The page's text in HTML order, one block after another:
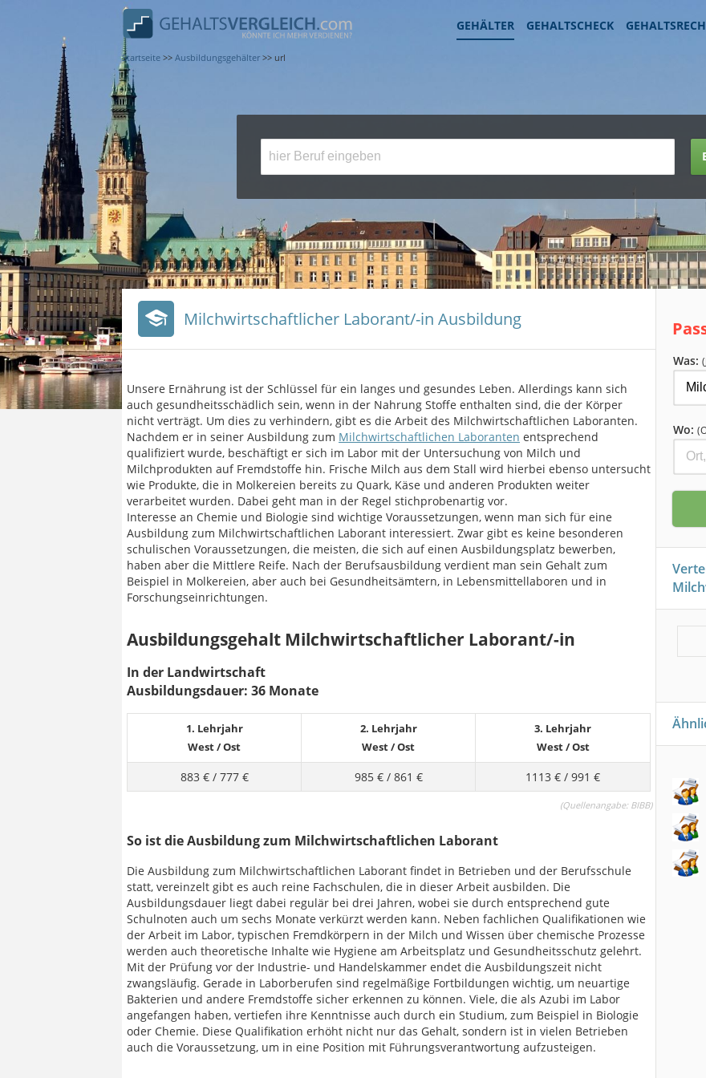
GEHÄLTER GEHALTSCHECK
Startseite >> Ausbildungsgehälter >> url
Milchwirtschaftlicher Laborant/-in Ausbildung
Unsere Ernährung ist der Schlüssel für ein langes und gesundes Leben. Allerdings kann sich
auch gesundheitsschädlich sein, wenn in der Nahrung Stoffe enthalten sind, die der Körper
nicht verträgt. Um dies zu verhindern, gibt es die Arbeit des Milchwirtschaftlichen Laboranten.
Nachdem er in seiner Ausbildung zum Milchwirtschaftlichen Laboranten entsprechend
qualifiziert wurde, beschäftigt er sich im Labor mit der Untersuchung von Milch und
Milchprodukten auf Fremdstoffe hin. Frische Milch aus dem Stall wird hierbei ebenso untersucht
wie Produkte, die in Molkereien bereits zu Quark, Käse und anderen Produkten weiter
verarbeitet wurden. Dabei geht man in der Regel stichprobenartig vor.
Interesse an Chemie und Biologie sind wichtige Voraussetzungen, wenn man sich für eine
Ausbildung zum Milchwirtschaftlichen Laborant interessiert. Zwar gibt es keine besonderen
schulischen Voraussetzungen, die meisten, die sich auf einen Ausbildungsplatz bewerben,
haben aber die Mittlere Reife. Nach der Berufsausbildung verdient man sein Gehalt zum
Beispiel in Molkereien, aber auch bei Gesundheitsämtern, in Lebensmittellaboren und in
Forschungseinrichtungen.
Ausbildungsgehalt Milchwirtschaftlicher Laborant/-in
In der Landwirtschaft
Ausbildungsdauer: 36 Monate
1. Lehrjahr
West/Ost
2. Lehrjahr
West/Ost
3. Lehrjahr
West/Ost
883 €/ 777 € 985 €/ 861 € 1113 € / 991 €
(Quellenangabe: BIBB)
So ist die Ausbildung zum Milchwirtschaftlichen Laborant
Die Ausbildung zum Milchwirtschaftlichen Laborant findet in Betrieben und der Berufsschule
statt, vereinzelt gibt es auch reine Fachschulen, die in dieser Arbeit ausbilden. Die
Ausbildungsdauer liegt dabei regulär bei drei Jahren, wobei sie durch entsprechend gute
Schulnoten auch um sechs Monate verkürzt werden kann. Neben fachlichen Qualifikationen wie
der Arbeit im Labor, typischen Fremdkörpern in der Milch und Wissen über chemische Prozesse
werden auch theoretische Inhalte wie Hygiene am Arbeitsplatz und Gesundheitsschutz gelehrt.
Mit der Prüfung vor der Industrie- und Handelskammer endet die Ausbildungszeit nicht
zwangsläufig. Gerade in Laborberufen sind regelmäßige Fortbildungen wichtig, um neuartige
Bakterien und andere Fremdstoffe sicher erkennen zu können. Viele, die als Azubi im Labor
angefangen haben, vertiefen ihre Kenntnisse auch durch ein Studium, zum Beispiel in Biologie
oder Chemie. Diese Qualifikation erhöht nicht nur das Gehalt, sondern ist in vielen Betrieben
auch die Voraussetzung, um in eine Position mit Führungsverantwortung aufzusteigen.
Was:
Wo: